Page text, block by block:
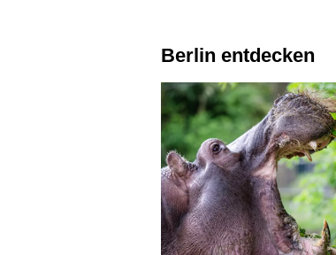
Berlin entdecken